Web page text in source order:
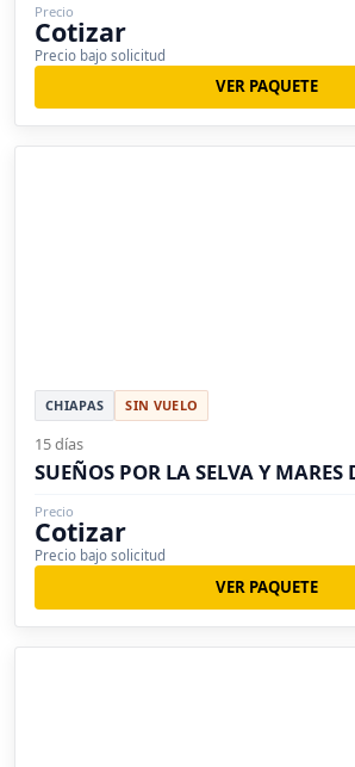
Precio
Cotizar
Precio bajo solicitud
VER PAQUETE
CHIAPAS SIN VUELO
15 días
SUEÑOS POR LA SELVA Y MARES
Precio
Cotizar
Precio bajo solicitud
VER PAQUETE